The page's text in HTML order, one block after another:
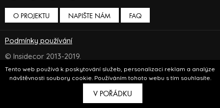
Tento web používá k poskytování služeb, personalizaci reklam a analýze
návštěvnosti soubory cookie. Používáním tohoto webu s tím souhlasíte.
V POŘÁDKU
O PROJEKTU NAPIŠTE NÁM FAQ
Podmínky používání
© Insidecor 2013-2019.
ve spolupráci sBioportaBreezy